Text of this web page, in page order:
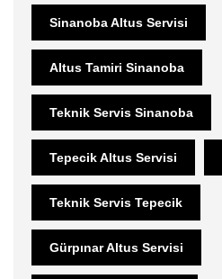
Sinanoba Altus Servisi
Altus Tamiri Sinanoba
Teknik Servis Sinanoba
Tepecik Altus Servisi
Teknik Servis Tepecik
Gürpınar Altus Servisi